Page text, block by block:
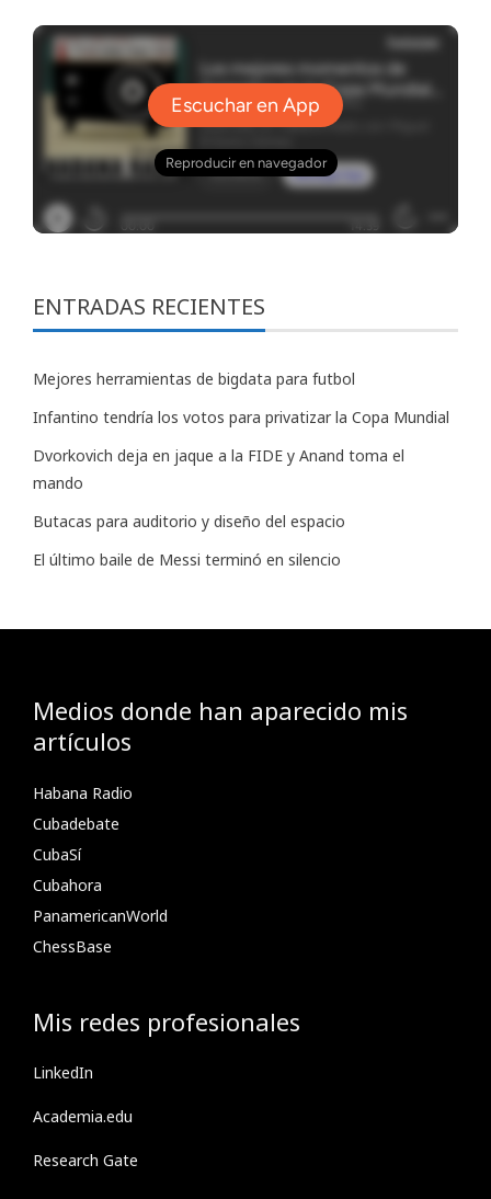
ENTRADAS RECIENTES
Mejores herramientas de bigdata para futbol
Infantino tendría los votos para privatizar la Copa Mundial
Dvorkovich deja en jaque a la FIDE y Anand toma el
mando
Butacas para auditorio y diseño del espacio
El último baile de Messi terminó en silencio
Medios donde han aparecido mis
artículos
Habana Radio
Cubadebate
CubaSí
Cubahora
PanamericanWorld
ChessBase
Mis redes profesionales
LinkedIn
Academia.edu
Research Gate